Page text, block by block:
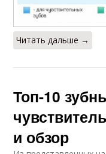
Читать дальше →
Топ-10
и обзор